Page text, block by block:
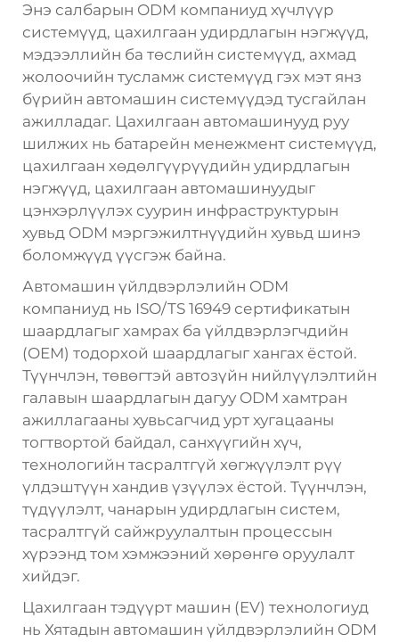
Энэ салбарын ODM компаниуд хүчлүүр
системүүд, цахилгаан удирдлагын нэгжүүд,
мэдээллийн ба төслийн системүүд, ахмад
жолоочийн тусламж системүүд гэх мэт янз
бүрийн автомашин системүүдэд тусгайлан
ажилладаг. Цахилгаан автомашинууд руу
шилжих нь батарейн менежмент системүүд,
цахилгаан хөдөлгүүрүүдийн удирдлагын
нэгжүүд, цахилгаан автомашинуудыг
цэнхэрлүүлэх суурин инфраструктурын
хувьд ODM мэргэжилтнүүдийн хувьд шинэ
боломжүүд үүсгэж байна.
Автомашин үйлдвэрлэлийн ODM
компаниуд нь ISO/TS 16949 сертификатын
шаардлагыг хамрах ба үйлдвэрлэгчдийн
(OEM) тодорхой шаардлагыг хангах ёстой.
Түүнчлэн, төвөгтэй автозүйн нийлүүлэлтийн
галавын шаардлагын дагуу ODM хамтран
ажиллагааны хувьсагчид урт хугацааны
тогтвортой байдал, санхүүгийн хүч,
технологийн тасралтгүй хөгжүүлэлт рүү
үлдэштүүн хандив үзүүлэх ёстой. Түүнчлэн,
түдүүлэлт, чанарын удирдлагын систем,
тасралтгүй сайжруулалтын процессын
хүрээнд том хэмжээний хөрөнгө оруулалт
хийдэг.
Цахилгаан тэдүүрт машин (EV) технологиуд
нь Хятадын автомашин үйлдвэрлэлийн ODM